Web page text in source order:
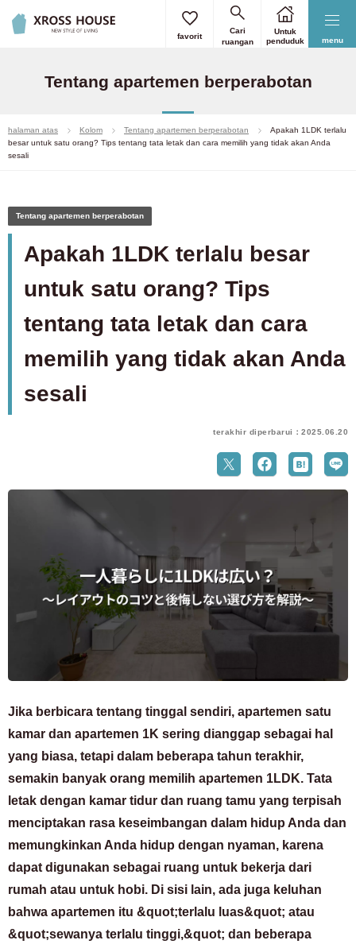
menu
favorit
Cari
ruangan
Untuk
penduduk
Tentang apartemen berperabotan
halaman atas Kolom Tentang apartemen berperabotan
Apakah 1LDK terlalu
besar untuk satu orang? Tips tentang tata letak dan cara memilih yang tidak akan Anda
sesali
Tentang apartemen berperabotan
Apakah 1LDK terlalu besar
untuk satu orang? Tips
tentang tata letak dan cara
memilih yang tidak akan Anda
sesali
terakhir diperbarui：2025.06.20
Jika berbicara tentang tinggal sendiri, apartemen satu
kamar dan apartemen 1K sering dianggap sebagai hal
yang biasa, tetapi dalam beberapa tahun terakhir,
semakin banyak orang memilih apartemen 1LDK. Tata
letak dengan kamar tidur dan ruang tamu yang terpisah
menciptakan rasa keseimbangan dalam hidup Anda dan
memungkinkan Anda hidup dengan nyaman, karena
dapat digunakan sebagai ruang untuk bekerja dari
rumah atau untuk hobi. Di sisi lain, ada juga keluhan
bahwa apartemen itu &quot;terlalu luas&quot; atau
&quot;sewanya terlalu tinggi,&quot; dan beberapa